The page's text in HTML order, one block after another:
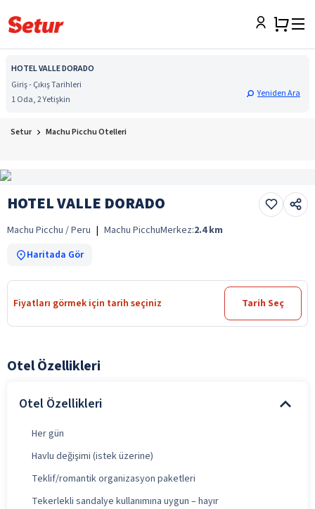
HOTEL VALLE DORADO
Giriş - Çıkış Tarihleri
1 Oda, 2 Yetişkin
Yeniden Ara
Setur Machu Picchu Otelleri
HOTEL VALLE DORADO
Machu Picchu / Peru | Machu PicchuMerkez:2.4 km
Haritada Gör
Fiyatları görmek için tarih seçiniz Tarih Seç
Otel Özellikleri
Otel Özellikleri
Her gün
Havlu değişimi (istek üzerine)
Teklif/romantik organizasyon paketleri
Tekerlekli sandalye kullanımına uygun – hayır